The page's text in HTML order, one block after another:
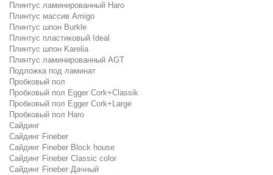
Плинтус ламинированный Haro
Плинтус массив Amigo
Плинтус шпон Burkle
Плинтус пластиковый Ideal
Плинтус шпон Karelia
Плинтус ламинированный AGT
Подложка под ламинат
Пробковый пол
Пробковый пол Egger Cork+Classik
Пробковый пол Egger Cork+Large
Пробковый пол Haro
Сайдинг
Сайдинг Fineber
Сайдинг Fineber Block house
Сайдинг Fineber Classic color
Сайдинг Fineber Дачный